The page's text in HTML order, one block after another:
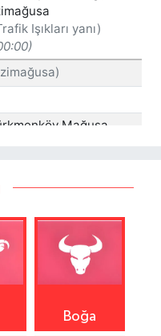
Boğa